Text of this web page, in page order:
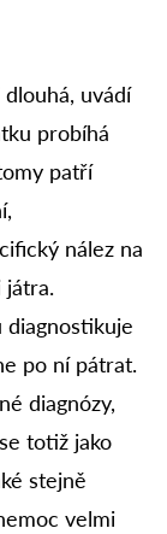
uvádí
probíhá
patří
nález na
játra.
po ní pátrat.
diagnózy,
totiž jako
stejně
velmi